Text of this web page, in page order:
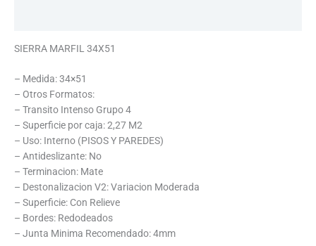
SIERRA MARFIL 34X51
– Medida: 34×51
– Otros Formatos:
– Transito Intenso Grupo 4
– Superficie por caja: 2,27 M2
– Uso: Interno (PISOS Y PAREDES)
– Antideslizante: No
– Terminacion: Mate
– Destonalizacion V2: Variacion Moderada
– Superficie: Con Relieve
– Bordes: Redodeados
– Junta Minima Recomendado: 4mm